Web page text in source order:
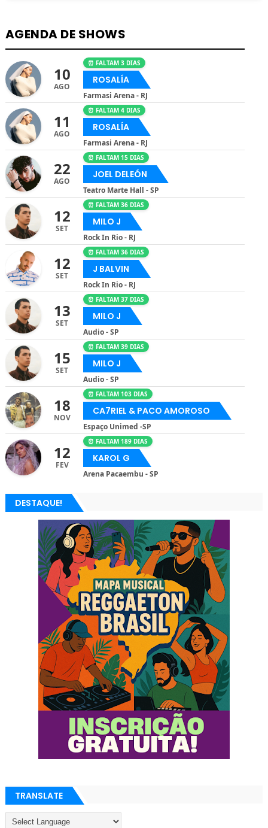
AGENDA DE SHOWS
10
AGO
⏰ FALTAM 3 DIAS
ROSALÍA
Farmasi Arena - RJ
11
AGO
⏰ FALTAM 4 DIAS
ROSALÍA
Farmasi Arena - RJ
22
AGO
⏰ FALTAM 15 DIAS
JOEL DELEÓN
Teatro Marte Hall - SP
12
SET
⏰ FALTAM 36 DIAS
MILO J
Rock In Rio - RJ
12
SET
⏰ FALTAM 36 DIAS
J BALVIN
Rock In Rio - RJ
13
SET
⏰ FALTAM 37 DIAS
MILO J
Audio - SP
15
SET
⏰ FALTAM 39 DIAS
MILO J
Audio - SP
18
NOV
⏰ FALTAM 103 DIAS
CA7RIEL & PACO AMOROSO
Espaço Unimed -SP
12
FEV
⏰ FALTAM 189 DIAS
KAROL G
Arena Pacaembu - SP
DESTAQUE!
TRANSLATE